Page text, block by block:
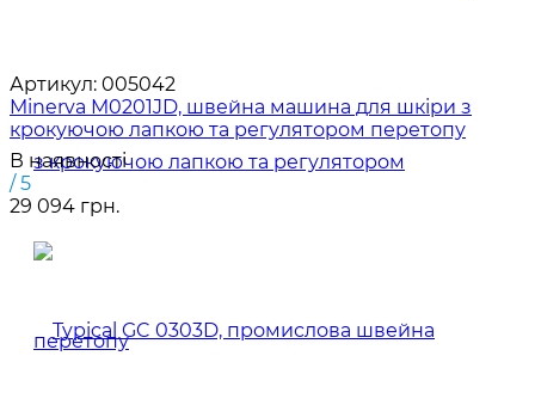
Артикул: 005042
Minerva M0201JD, швейна машина для шкіри з
крокуючою лапкою та регулятором перетопу
В наявності
/ 5
29 094 грн.